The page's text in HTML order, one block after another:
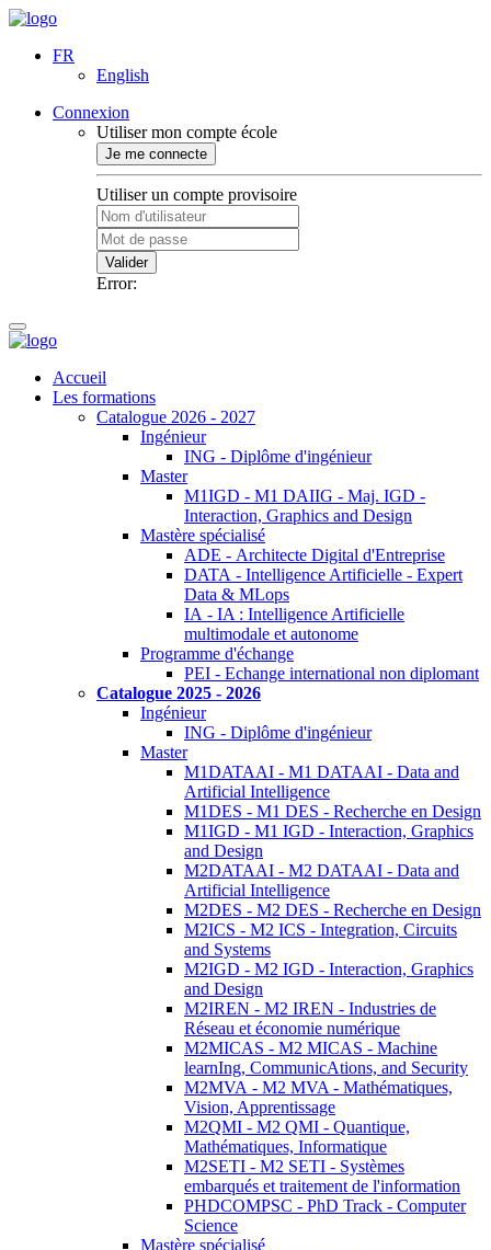
FR
English
Connexion
Utiliser mon compte école
Je me connecte
Utiliser un compte provisoire
Valider
Error:
Accueil
Les formations
Catalogue 2026 - 2027
Ingénieur
ING - Diplôme d'ingénieur
Master
M1IGD - M1 DAIIG - Maj. IGD -
Interaction, Graphics and Design
Mastère spécialisé
ADE - Architecte Digital d'Entreprise
DATA - Intelligence Artificielle - Expert
Data & MLops
IA - IA : Intelligence Artificielle
multimodale et autonome
Programme d'échange
PEI - Echange international non diplomant
Catalogue 2025 - 2026
Ingénieur
ING - Diplôme d'ingénieur
Master
M1DATAAI - M1 DATAAI - Data and
Artificial Intelligence
M1DES - M1 DES - Recherche en Design
M1IGD - M1 IGD - Interaction, Graphics
and Design
M2DATAAI - M2 DATAAI - Data and
Artificial Intelligence
M2DES - M2 DES - Recherche en Design
M2ICS - M2 ICS - Integration, Circuits
and Systems
M2IGD - M2 IGD - Interaction, Graphics
and Design
M2IREN - M2 IREN - Industries de
Réseau et économie numérique
M2MICAS - M2 MICAS - Machine
learnIng, CommunicAtions, and Security
M2MVA - M2 MVA - Mathématiques,
Vision, Apprentissage
M2QMI - M2 QMI - Quantique,
Mathématiques, Informatique
M2SETI - M2 SETI - Systèmes
embarqués et traitement de l'information
PHDCOMPSC - PhD Track - Computer
Science
Mastère spécialisé